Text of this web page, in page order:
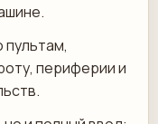
периферии и